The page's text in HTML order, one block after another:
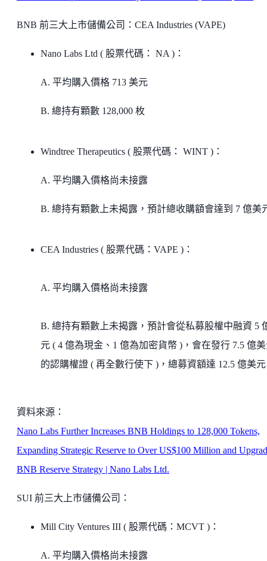
BNB 前三大上市儲備公司：CEA Industries (VAPE)
Nano Labs Ltd ( 股票代碼： NA )：
A. 平均購入價格 713 美元
B. 總持有顆數 128,000 枚
Windtree Therapeutics ( 股票代碼： WINT )：
A. 平均購入價格尚未接露
B. 總持有顆數上未揭露，預計總收購額會達到 7 億美
CEA Industries ( 股票代碼：VAPE )：
A. 平均購入價格尚未接露
B. 總持有顆數上未揭露，預計會從私募股權中融資 5
元 ( 4 億為現金、1 億為加密貨幣 )，會在發行 7.5 億
的認購權證 ( 再全數行使下 )，總募資額達 12.5 億美元
資料來源：
Nano Labs Further Increases BNB Holdings to 128,000 Tokens,
Expanding Strategic Reserve to Over US$100 Million and
BNB Reserve Strategy | Nano Labs Ltd.
SUI 前三大上市儲備公司：
Mill City Ventures III ( 股票代碼：MCVT )：
A. 平均購入價格尚未接露